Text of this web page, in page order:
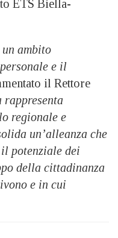
ETS Biella-
ambito
e il
il Rettore
rappresenta
regionale e
un’alleanza che
potenziale dei
della cittadinanza
e in cui